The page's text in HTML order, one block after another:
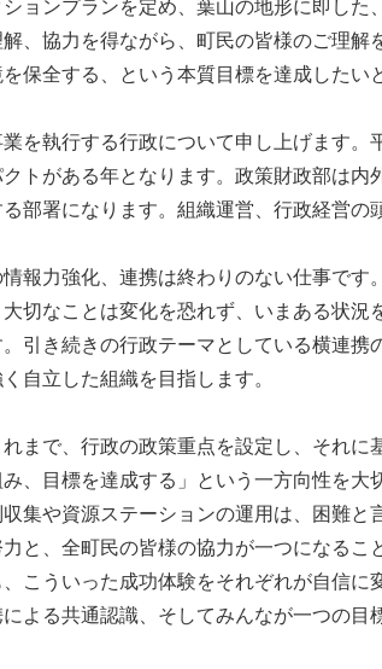
ョンプランを定め、葉山の地形に即し
、協力を得ながら、町民の皆様のご理解
保全する、という本質目標を達成したい
を執行する行政について申し上げます
トがある年となります。政策財政部は
部署になります。組織運営、行政経営の
報力強化、連携は終わりのない仕事で
切なことは変化を恐れず、いまある状
引き続きの行政テーマとしている横連
自立した組織を目指します。
れまで、行政の政策重点を設定し、それ
、目標を達成する」という一方向性を
集や資源ステーションの運用は、困難
と、全町民の皆様の協力が一つになる
、こういった成功体験をそれぞれが自信
よる共通認識、そしてみんなが一つの